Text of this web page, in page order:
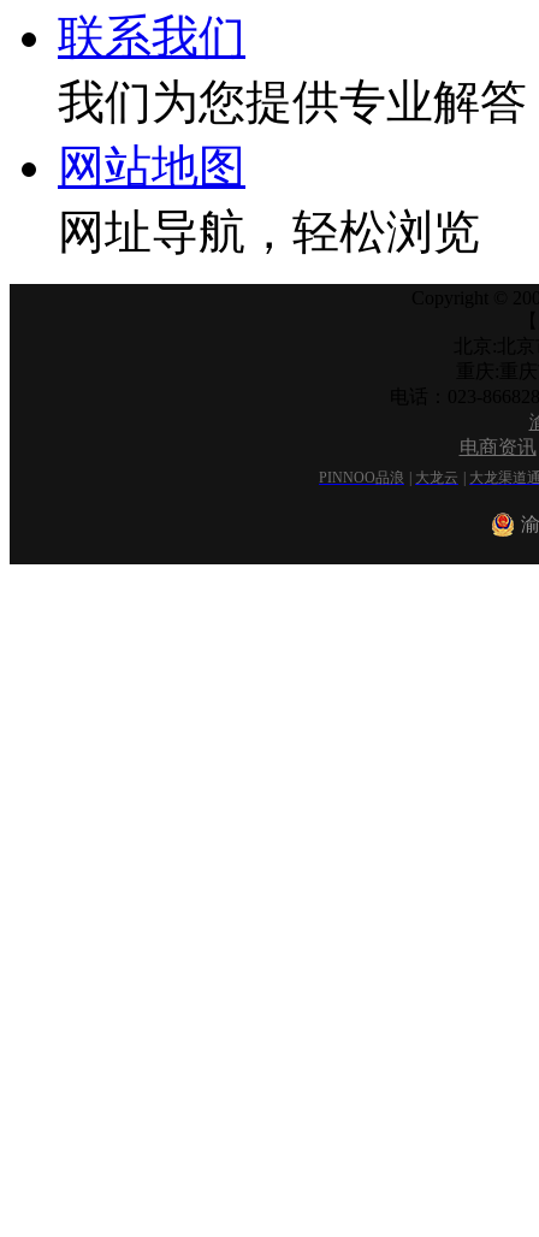
联系我们
我们为您提供专业解答
网站地图
网址导航，轻松浏览
电商资讯
PINNOO品浪 大龙云 大龙渠道